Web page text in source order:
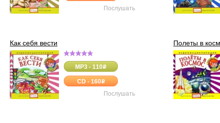
Послушать
Как себя вести
MP3 - 110o
CD - 160o
Послушать
Полеты в